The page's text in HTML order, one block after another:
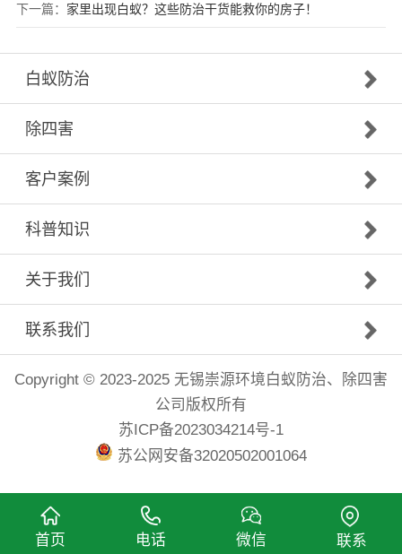
下一篇： 家里出现白蚁？这些防治干货能救你的房子！
白蚁防治
除四害
客户案例
科普知识
关于我们
联系我们
Copyright © 2023-2025 无锡崇源环境白蚁防治、除四害
公司版权所有
苏ICP备2023034214号-1
苏公网安备32020502001064
首页 电话 微信 联系